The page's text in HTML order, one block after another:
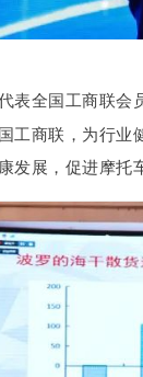
表全国工商联会
工商联，为行
发展，促进摩托